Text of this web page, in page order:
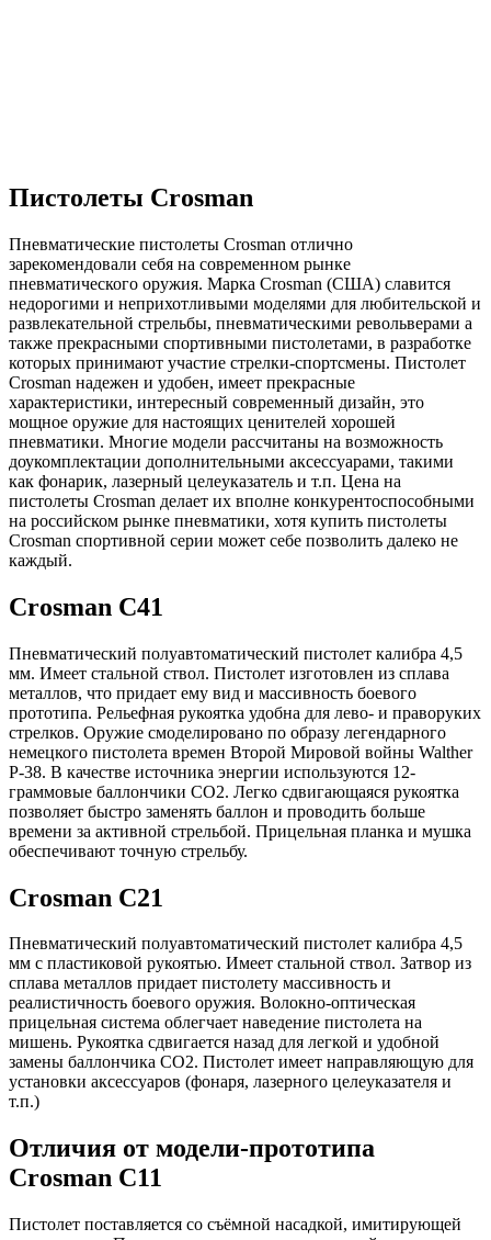
Пистолеты Crosman
Пневматические пистолеты Crosman отлично
зарекомендовали себя на современном рынке
пневматического оружия. Марка Crosman (США) славится
недорогими и неприхотливыми моделями для любительской и
развлекательной стрельбы, пневматическими револьверами а
также прекрасными спортивными пистолетами, в разработке
которых принимают участие стрелки-спортсмены. Пистолет
Crosman надежен и удобен, имеет прекрасные
характеристики, интересный современный дизайн, это
мощное оружие для настоящих ценителей хорошей
пневматики. Многие модели рассчитаны на возможность
доукомплектации дополнительными аксессуарами, такими
как фонарик, лазерный целеуказатель и т.п. Цена на
пистолеты Crosman делает их вполне конкурентоспособными
на российском рынке пневматики, хотя купить пистолеты
Crosman спортивной серии может себе позволить далеко не
каждый.
Crosman C41
Пневматический полуавтоматический пистолет калибра 4,5
мм. Имеет стальной ствол. Пистолет изготовлен из сплава
металлов, что придает ему вид и массивность боевого
прототипа. Рельефная рукоятка удобна для лево- и праворуких
стрелков. Оружие смоделировано по образу легендарного
немецкого пистолета времен Второй Мировой войны Walther
P-38. В качестве источника энергии используются 12-
граммовые баллончики СО2. Легко сдвигающаяся рукоятка
позволяет быстро заменять баллон и проводить больше
времени за активной стрельбой. Прицельная планка и мушка
обеспечивают точную стрельбу.
Crosman C21
Пневматический полуавтоматический пистолет калибра 4,5
мм с пластиковой рукоятью. Имеет стальной ствол. Затвор из
сплава металлов придает пистолету массивность и
реалистичность боевого оружия. Волокно-оптическая
прицельная система облегчает наведение пистолета на
мишень. Рукоятка сдвигается назад для легкой и удобной
замены баллончика СО2. Пистолет имеет направляющую для
установки аксессуаров (фонаря, лазерного целеуказателя и
т.п.)
Отличия от модели-прототипа
Crosman C11
Пистолет поставляется со съёмной насадкой, имитирующей